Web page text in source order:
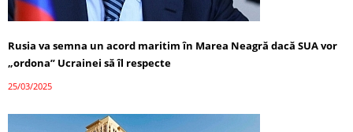
Rusia va semna un acord maritim în Marea Neagră dacă SUA vor
„ordona” Ucrainei să îl respecte
25/03/2025